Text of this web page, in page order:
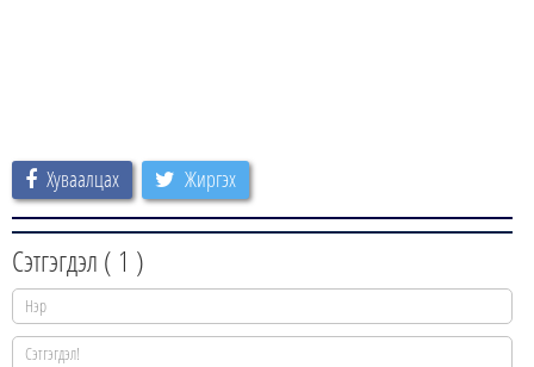
Хуваалцах Жиргэх
Сэтгэгдэл ( 1 )